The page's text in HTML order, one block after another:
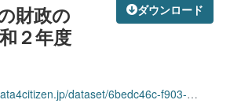
ダウンロード
財政の
２年度
4140-a588-457cf98b00c4/resource/34d71796-7a9d-4351-895a-9742302b9bc9/download/zaiseinosugatar2kessan.pdf